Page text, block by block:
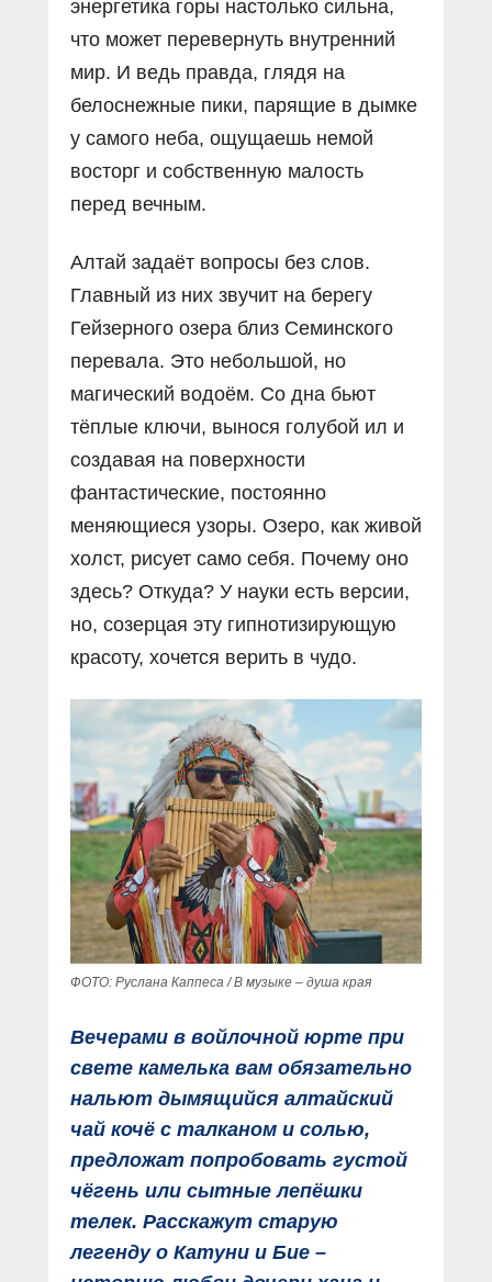
энергетика горы настолько сильна,
что может перевернуть внутренний
мир. И ведь правда, глядя на
белоснежные пики, парящие в дымке
у самого неба, ощущаешь немой
восторг и собственную малость
перед вечным.
Алтай задаёт вопросы без слов.
Главный из них звучит на берегу
Гейзерного озера близ Семинского
перевала. Это небольшой, но
магический водоём. Со дна бьют
тёплые ключи, вынося голубой ил и
создавая на поверхности
фантастические, постоянно
меняющиеся узоры. Озеро, как живой
холст, рисует само себя. Почему оно
здесь? Откуда? У науки есть версии,
но, созерцая эту гипнотизирующую
красоту, хочется верить в чудо.
ФОТО: Руслана Каппеса / В музыке – душа края
Вечерами в войлочной юрте при
свете камелька вам обязательно
нальют дымящийся алтайский
чай кочё с талканом и солью,
предложат попробовать густой
чёгень или сытные лепёшки
телек. Расскажут старую
легенду о Катуни и Бие –